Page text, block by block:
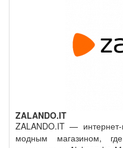
ZALANDO.IT
ZALANDO.IT —
модным магазином,